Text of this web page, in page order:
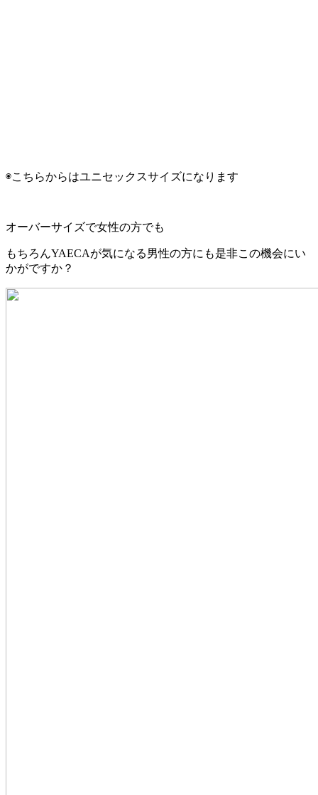
◉こちらからはユニセックスサイズになります
オーバーサイズで女性の方でも
もちろんYAECAが気になる男性の方にも是非この機会にい
かがですか？